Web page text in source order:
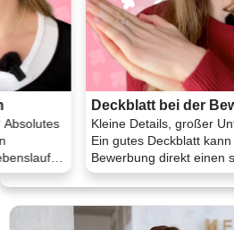
Absolutes
Deckblatt bei der
Kleine Details, großer
Ein gutes Deckblatt
Bewerbung direkt einen
ersten Eindruck gebe ...